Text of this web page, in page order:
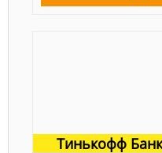
Тинькофф